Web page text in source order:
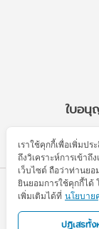
ใบอนุ
©
ข้อตกลงการใช้งาน
แผนผังเว็บไซต์
เราใช้คุกกี้เพื่อเพิ่มป
ถึงวิเคราะห์การเข้า
เว็บไซต์ ถือว่าท่านย
ยินยอมการใช้คุกกี้ได้
เพิ่มเติมได้ที่ นโยบาย
ปฏิเสธทั้ง